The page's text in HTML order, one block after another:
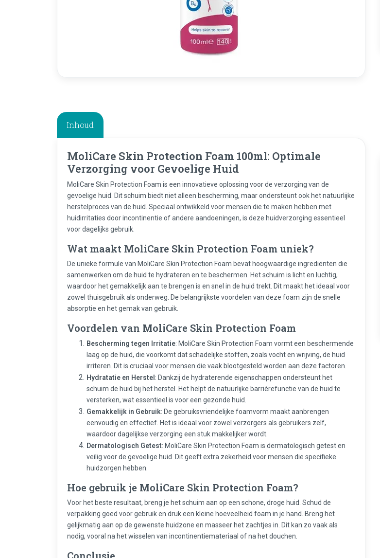
Inhoud
MoliCare Skin Protection Foam 100ml: Optimale
Verzorging voor Gevoelige Huid
MoliCare Skin Protection Foam is een innovatieve oplossing voor de verzorging van de
gevoelige huid. Dit schuim biedt niet alleen bescherming, maar ondersteunt ook het natuurlijke
herstelproces van de huid. Speciaal ontwikkeld voor mensen die te maken hebben met
huidirritaties door incontinentie of andere aandoeningen, is deze huidverzorging essentieel
voor dagelijks gebruik.
Wat maakt MoliCare Skin Protection Foam uniek?
De unieke formule van MoliCare Skin Protection Foam bevat hoogwaardige ingrediënten die
samenwerken om de huid te hydrateren en te beschermen. Het schuim is licht en luchtig,
waardoor het gemakkelijk aan te brengen is en snel in de huid trekt. Dit maakt het ideaal voor
zowel thuisgebruik als onderweg. De belangrijkste voordelen van deze foam zijn de snelle
absorptie en het gemak van gebruik.
Voordelen van MoliCare Skin Protection Foam
Bescherming tegen Irritatie: MoliCare Skin Protection Foam vormt een beschermende
laag op de huid, die voorkomt dat schadelijke stoffen, zoals vocht en wrijving, de huid
irriteren. Dit is cruciaal voor mensen die vaak blootgesteld worden aan deze factoren.
Hydratatie en Herstel : Dankzij de hydraterende eigenschappen ondersteunt het
schuim de huid bij het herstel. Het helpt de natuurlijke barrièrefunctie van de huid te
versterken, wat essentieel is voor een gezonde huid.
Gemakkelijk in Gebruik: De gebruiksvriendelijke foamvorm maakt aanbrengen
eenvoudig en effectief. Het is ideaal voor zowel verzorgers als gebruikers zelf,
waardoor dagelijkse verzorging een stuk makkelijker wordt.
Dermatologisch Getest: MoliCare Skin Protection Foam is dermatologisch getest en
veilig voor de gevoelige huid. Dit geeft extra zekerheid voor mensen die specifieke
huidzorgen hebben.
Hoe gebruik je MoliCare Skin Protection Foam?
Voor het beste resultaat, breng je het schuim aan op een schone, droge huid. Schud de
verpakking goed voor gebruik en druk een kleine hoeveelheid foam in je hand. Breng het
gelijkmatig aan op de gewenste huidzone en masseer het zachtjes in. Dit kan zo vaak als
nodig, vooral na het wisselen van incontinentiemateriaal of na het douchen.